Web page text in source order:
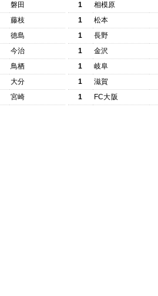
磐田
藤枝
徳島
今治
鳥栖
大分
宮崎
1
相模原
1
松本
1
長野
1
金沢
1
岐阜
1
滋賀
1
FC大阪